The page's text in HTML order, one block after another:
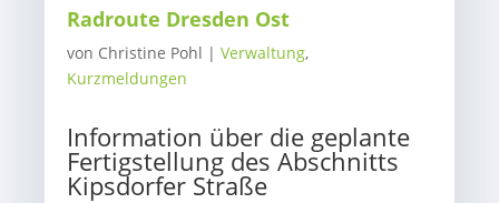
Radroute Dresden Ost
von Christine Pohl |Verwaltung,
Kurzmeldungen
Information über die geplante
Fertigstellung des Abschnitts
Kipsdorfer Straße